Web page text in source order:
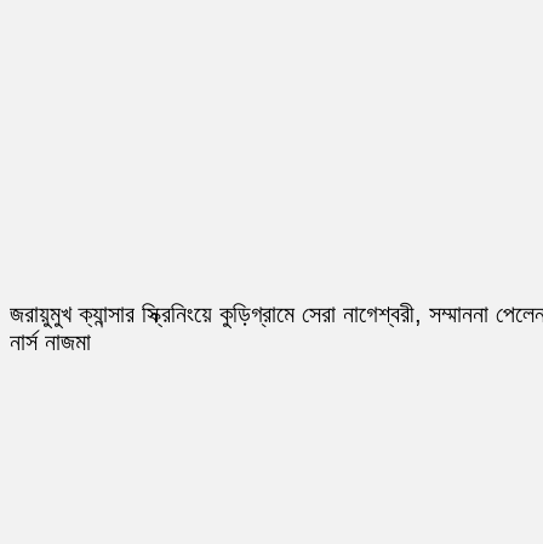
জরায়ুমুখ ক্যান্সার স্ক্রিনিংয়ে কুড়িগ্রামে সেরা নাগেশ্বরী, সম্মাননা
নার্স নাজমা